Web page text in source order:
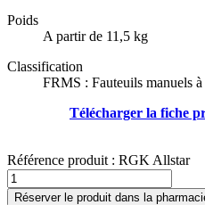
Poids
A partir de 11,5 kg
Classification
FRMS : Fauteuils manuels
Télécharger la fiche
Référence produit : RGK Allstar
Réserver le produit dans la